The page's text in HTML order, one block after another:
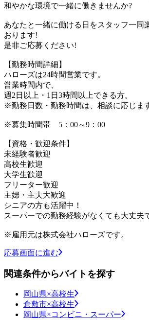
和やかな環境で一緒に働きませんか?
あなたと一緒に働ける日をスタッフ一同
おります!
是非ご応募ください!
【勤務時間詳細】
ハローズは24時間営業です。
営業時間内で、
週2日以上・1日3時間以上できる方。
※勤務日数・勤務時間は、相談に応じま
※募集時間帯 5：00～9：00
【資格・歓迎条件】
未経験者歓迎
高校生歓迎
大学生歓迎
フリーター歓迎
主婦・主夫大歓迎
シニアの方も活躍中！
スーパーでの勤務経験がなくても大丈夫
※雇用元は株式会社ハローズです。
応募画面に進む
関連条件からバイトを探す
岡山県×高校生
倉敷市×高校生
岡山県×コンビニ・スーパー